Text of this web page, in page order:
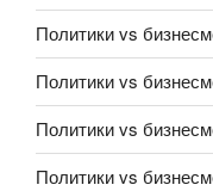
Политики vs
Политики vs
Политики vs
Политики vs